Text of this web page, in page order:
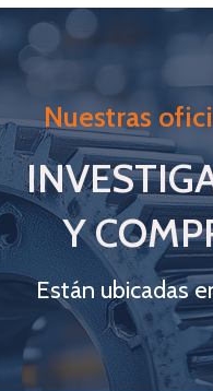
Nuestras
Y
Están ubicadas